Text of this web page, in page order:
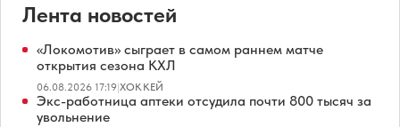
Лента новостей
«Локомотив» сыграет в самом раннем матче
открытия сезона КХЛ
06.08.2026 17:19|ХОККЕЙ
Экс-работница аптеки отсудила почти 800 тысяч за
увольнение